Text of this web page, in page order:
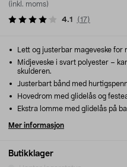
(inkl. moms)
4.1 (17)
Butikklager
Lett og justerbar mageveske for
Midjeveske i svart polyester –
skulderen.
Justerbart bånd med
Hovedrom med glidelås og
Ekstra lomme med glidelås på
Mer informasjon